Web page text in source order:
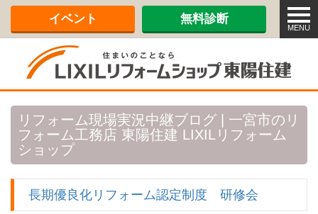
メ
ニ
ュ
MENU
イベント 無料診断
リフォーム現場実況中継ブログ | 一宮市のリ
フォーム工務店 東陽住建 LIXILリフォーム
ショップ
長期優良化リフォーム認定制度 研修会